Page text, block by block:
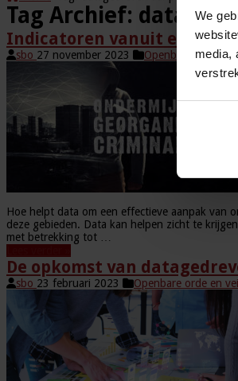
We
media,
Tag Archief:
Indicatoren vanuit een
sbo 27 november 2023 Openbare orde en
Hoe helpt data om een effectieve aanpak van
deze gebieden. Data kan helpen zicht te
met betrekking tot …
De opkomst van
sbo 23 februari 2023 Openbare orde en